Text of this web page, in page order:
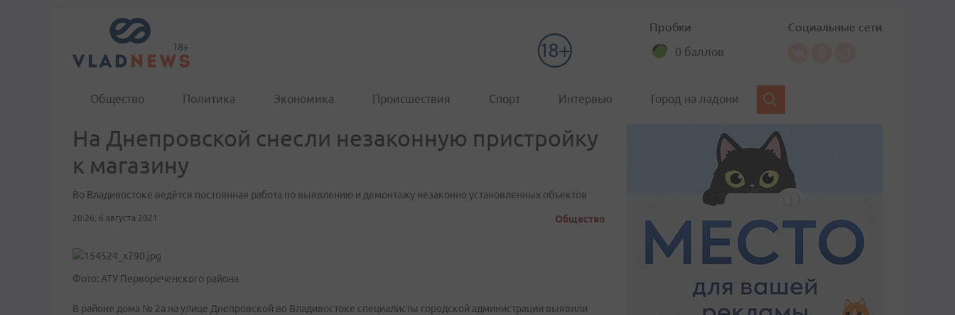
Пробки
0 баллов
Социальные сети
Общество Политика Экономика Происшествия Спорт Интервью Город на ладони
На Днепровской снесли незаконную пристройку
к магазину
Во Владивостоке ведётся постоянная работа по выявлению и демонтажу незаконно установленных объектов
20:26, 6 августа 2021 Общество
Фото: АТУ Первореченского района
В районе дома № 2а на улице Днепровской во Владивостоке специалисты городской администрации выявили